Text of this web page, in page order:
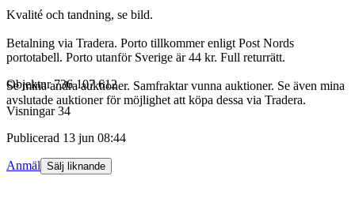
Kvalité och tandning, se bild.
Betalning via Tradera. Porto tillkommer enligt Post Nords
portotabell. Porto utanför Sverige är 44 kr. Full returrätt.
Se mina andra auktioner. Samfraktar vunna auktioner. Se även mina
avslutade auktioner för möjlighet att köpa dessa via Tradera.
Objektnr 736 107 612
Visningar 34
Publicerad 13 jun 08:44
Anmäl Sälj liknande